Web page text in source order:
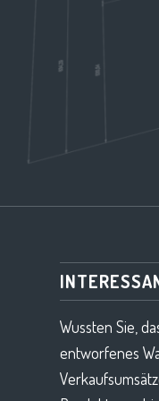
Wussten Sie,
entworfenes